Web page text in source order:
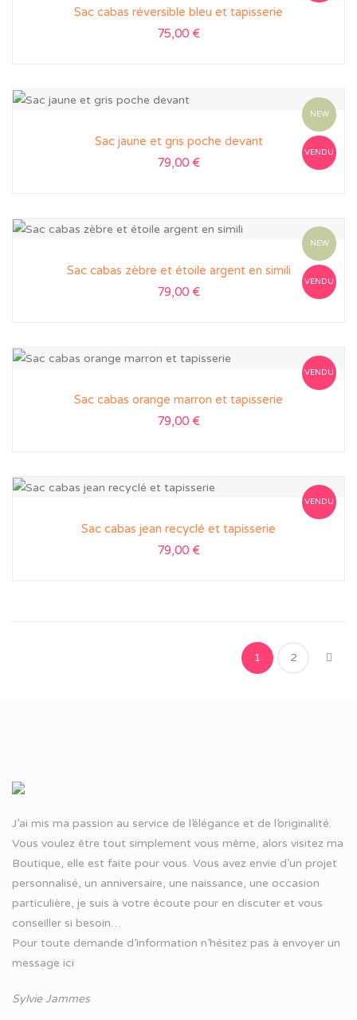
Sac cabas réversible bleu et tapisserie
75,00 €
NEW
VENDU
Sac jaune et gris poche devant
79,00 €
NEW
VENDU
Sac cabas zèbre et étoile argent en simili
79,00 €
VENDU
Sac cabas orange marron et tapisserie
79,00 €
VENDU
Sac cabas jean recyclé et tapisserie
79,00 €
1 2
J’ai mis ma passion au service de l’élégance et de l’originalité.
Vous voulez être tout simplement vous même, alors visitez ma
Boutique, elle est faite pour vous. Vous avez envie d’un projet
personnalisé, un anniversaire, une naissance, une occasion
particulière, je suis à votre écoute pour en discuter et vous
conseiller si besoin…
Pour toute demande d’information n’hésitez pas à envoyer un
message ici
Sylvie Jammes